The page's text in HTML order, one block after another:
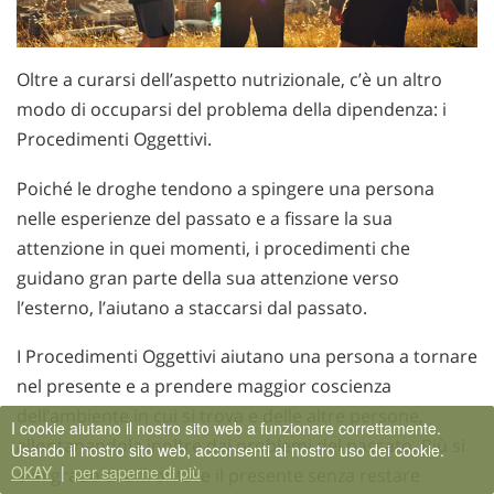
Oltre a curarsi dell’aspetto nutrizionale, c’è un altro
modo di occuparsi del problema della dipendenza: i
Procedimenti Oggettivi.
Poiché le droghe tendono a spingere una persona
nelle esperienze del passato e a fissare la sua
attenzione in quei momenti, i procedimenti che
guidano gran parte della sua attenzione verso
l’esterno, l’aiutano a staccarsi dal passato.
I Procedimenti Oggettivi aiutano una persona a tornare
nel presente e a prendere maggior coscienza
allontanandola inoltre dai problemi del passato. Più si
è in grado di affrontare il presente senza restare
I cookie aiutano il nostro sito web a funzionare correttamente.
Usando il nostro sito web, acconsenti al nostro uso dei cookie.
OKAY | per saperne di più